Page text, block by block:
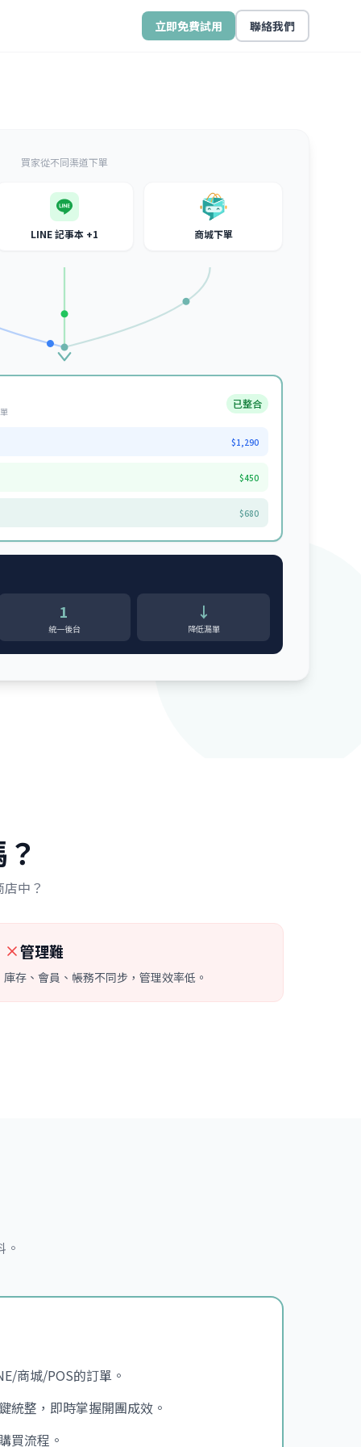
立即免費試用 聯絡我們
買家從不同渠道下單
LINE 記事本 +1 商城下單
已整合
$1,290
$450
$680
1
統一後台
↓
降低漏單
中？
管理難
庫存、會員、帳務不同步，管理效率低。
商城/POS的訂單。
統整，即時掌握開團成效。
買流程。